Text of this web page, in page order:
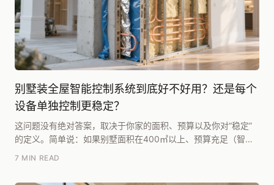
别墅装全屋智能控制系统到底好不好用？还是每个
设备单独控制更稳定？
这问题没有绝对答案，取决于你家的面积、预算以及你对“稳定”
的定义。简单说：如果别墅面积在400㎡以上、预算充足（智能
7 MIN READ